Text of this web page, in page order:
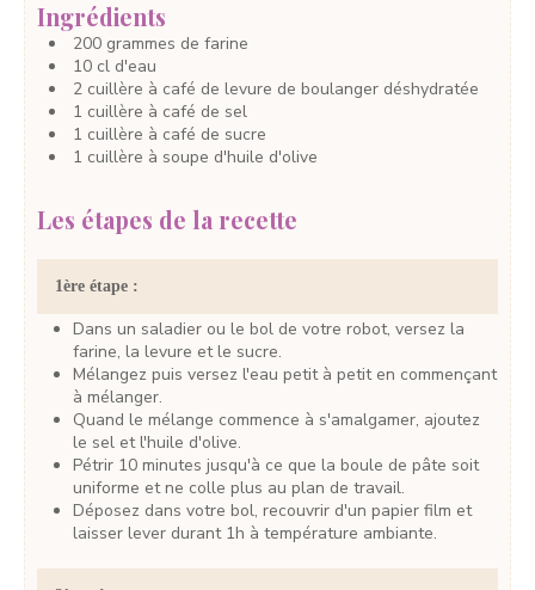
Ingrédients
200 grammes de farine
10 cl d'eau
2 cuillère à café de levure de boulanger déshydratée
1 cuillère à café de sel
1 cuillère à café de sucre
1 cuillère à soupe d'huile d'olive
Les étapes de la recette
1ère étape :
Dans un saladier ou le bol de votre robot, versez la
farine, la levure et le sucre.
Mélangez puis versez l'eau petit à petit en commençant
à mélanger.
Quand le mélange commence à s'amalgamer, ajoutez
le sel et l'huile d'olive.
Pétrir 10 minutes jusqu'à ce que la boule de pâte soit
uniforme et ne colle plus au plan de travail.
Déposez dans votre bol, recouvrir d'un papier film et
laisser lever durant 1h à température ambiante.